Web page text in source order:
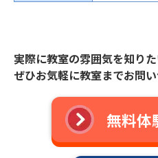
実際に教室の雰囲気を知り
ぜひお気軽に教室までお問い
無料体